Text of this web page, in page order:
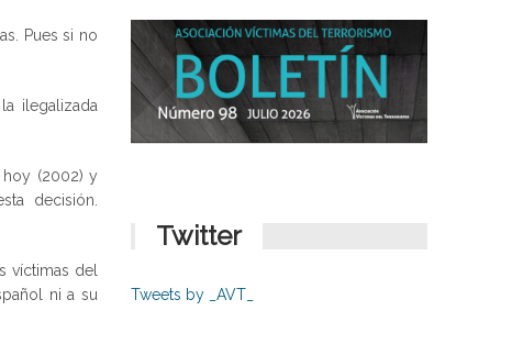
Pues si no
ilegalizada
(2002) y
decisión.
víctimas del
ni a su
Twitter
Tweets by _AVT_